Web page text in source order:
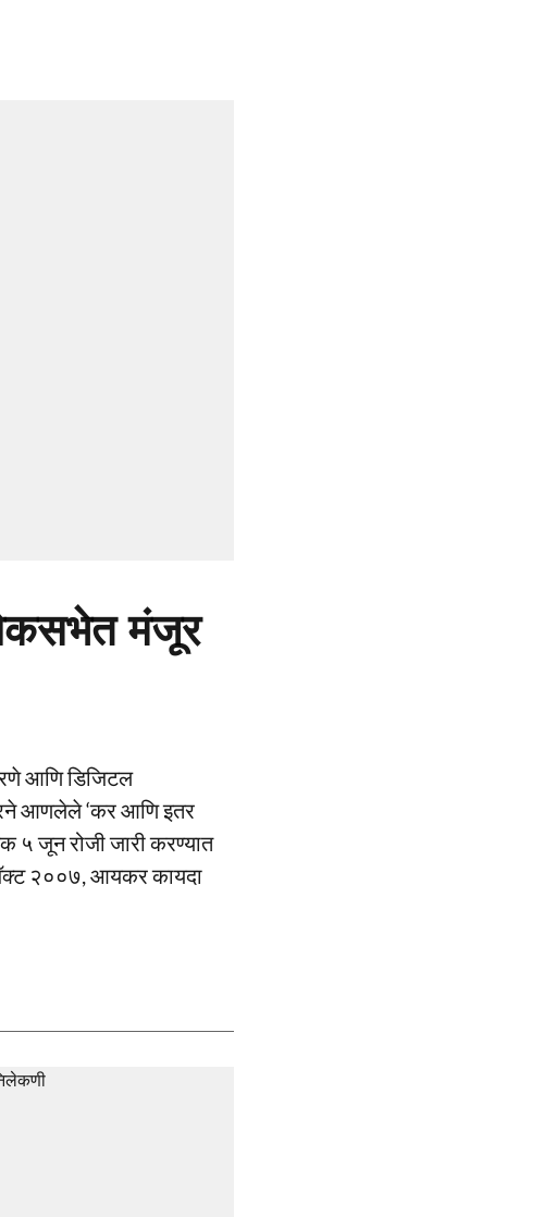
मंजूर
आणि डिजिटल
आणलेले ‘कर आणि इतर
जून रोजी जारी करण्यात
ॲक्ट २००७, आयकर कायदा